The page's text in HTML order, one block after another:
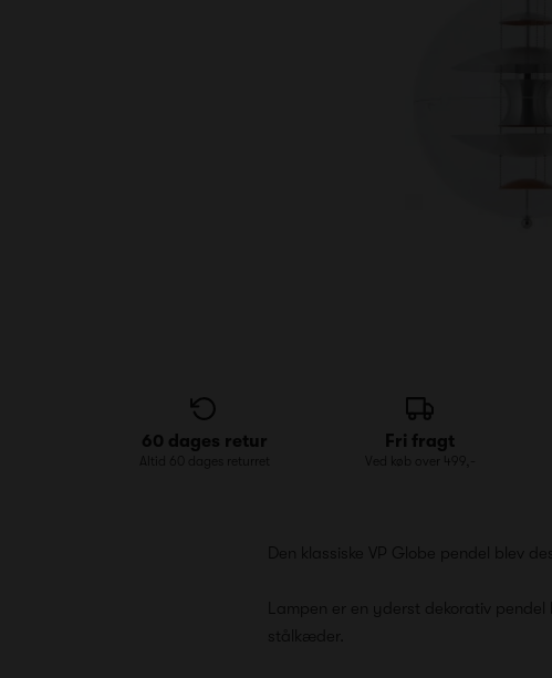
60 dages retur
Altid 60 dages returret
Fri fragt
Ved køb over 499,-
Den klassiske VP Globe pendel blev
Lampen er en yderst dekorativ
stålkæder.